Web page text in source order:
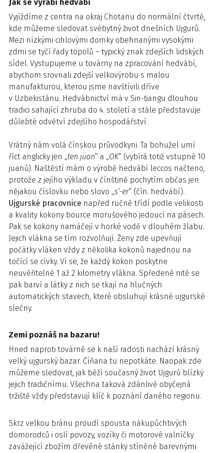
Jak se vyrábí hedvábí
Vyjíždíme z centra na okraj Chotanu do normální čtvrtě,
kde můžeme sledovat svébytný život dnešních Ujgurů.
Mezi nízkými cihlovými domky obehnanými vysokými
zdmi se tyčí řady topolů – typický znak zdejších lidských
sídel. Vystupujeme u továrny na zpracování hedvábí,
abychom srovnali zdejší velkovýrobu s malou
manufakturou, kterou jsme navštívili dříve
v Uzbekistánu. Hedvábnictví má v Sin-ťiangu dlouhou
tradici sahající zhruba do 4. století a stále představuje
důležité odvětví zdejšího hospodářství.
Vrátný nám volá čínskou průvodkyni. Ta bohužel umí
říct anglicky jen „ten jüan“ a „OK“ (vybírá totiž vstupné 10
jüanů). Naštěstí mám o výrobě hedvábí leccos načteno,
protože z jejího výkladu v čínštině pochytím občas jen
nějakou číslovku nebo slovo „s‘-er“ (čín. hedvábí).
Ujgurské pracovnice napřed ručně třídí podle velikosti
a kvality kokony bource morušového jedoucí na pásech.
Pak se kokony namáčejí v horké vodě v dlouhém žlabu.
Jejich vlákna se tím rozvolňují. Ženy zde upevňují
počátky vláken vždy z několika kokonů najednou na
točící se cívky. Ví se, že každý kokon poskytne
neuvěřitelné 1 až 2 kilometry vlákna. Spředené nitě se
pak barví a látky z nich se tkají na hlučných
automatických stavech, které obsluhují krásné ujgurské
slečny.
Zemi poznáš na bazaru!
Hned naproti továrně se k naší radosti nachází krásný
velký ujgurský bazar. Číňana tu nepotkáte. Naopak zde
můžeme sledovat, jak běží současný život Ujgurů blízký
jejich tradičnímu. Všechna taková zdánlivě obyčejná
tržiště vždy představují klíč k poznání daného regionu.
Skrz velkou bránu proudí spousta nákupůchtivých
domorodců i oslí povozy, vozíky či motorové valníčky
zavážející zbožím dřevěné stánky stíněné barevnými